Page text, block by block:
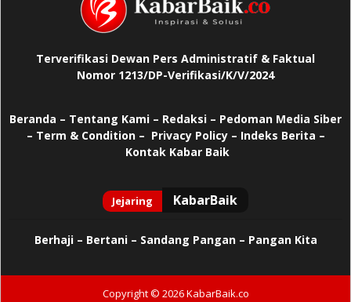
Terverifikasi Dewan Pers Administratif & Faktual
Nomor 1213/DP-Verifikasi/K/V/2024
Beranda – Tentang Kami – Redaksi – Pedoman Media Siber
– Term & Condition – Privacy Policy– Indeks Berita –
Kontak Kabar Baik
Berhaji– Bertani – Sandang Pangan – Pangan Kita